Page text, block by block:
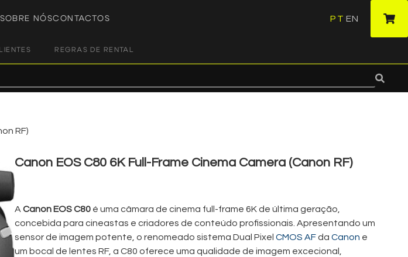
SOBRE NÓSCONTACTOS PT EN
REGRAS DE RENTAL
RF)
Canon EOS C80 6K Full-Frame Cinema Camera (Canon RF)
A Canon EOS C80 é uma câmara de cinema full-frame 6K de última geração,
concebida para cineastas e criadores de conteúdo profissionais. Apresentando um
sensor de imagem potente, o renomeado sistema Dual Pixel CMOS AFda Canon e
um bocal de lentes RF, a C80 oferece uma qualidade de imagem excecional,